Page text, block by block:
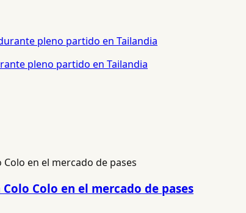
pleno partido en Tailandia
Colo en el mercado de pases